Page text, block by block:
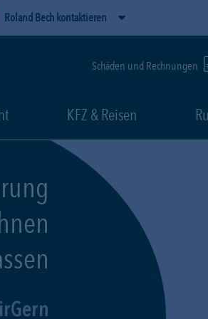
Roland Bech kontaktieren
Schäden und Rechnungen
KFZ & Reisen